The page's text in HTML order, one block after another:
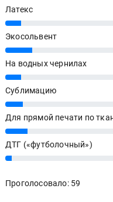
Латекс
7%
Экосольвент
12%
На водных чернилах
7%
Сублимацию
8%
Для прямой печати по
10%
ДТГ («футболочный»)
3%
Проголосовало: 59